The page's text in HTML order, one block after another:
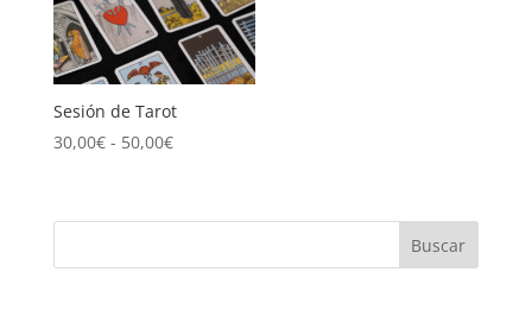
Sesión de Tarot
30,00€ - 50,00€Rango
desde
Buscar